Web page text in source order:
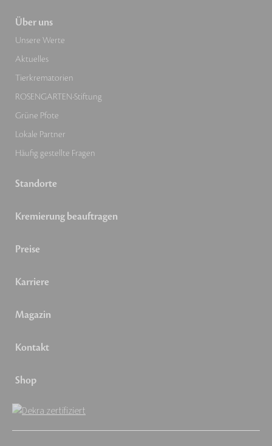
Über uns
Unsere Werte
Aktuelles
Tierkrematorien
ROSENGARTEN-Stiftung
Grüne Pfote
Lokale Partner
Häufig gestellte Fragen
Standorte
Kremierung beauftragen
Preise
Karriere
Magazin
Kontakt
Shop